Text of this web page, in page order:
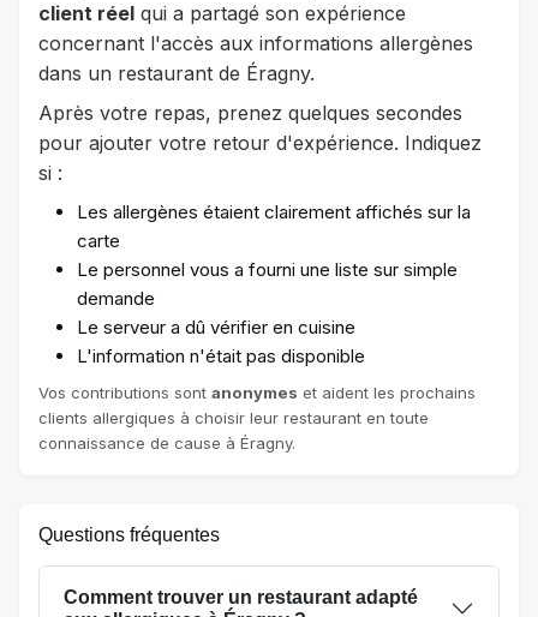
client réel qui a partagé son expérience
concernant l'accès aux informations allergènes
dans un restaurant de Éragny.
Après votre repas, prenez quelques secondes
pour ajouter votre retour d'expérience. Indiquez
si :
Les allergènes étaient clairement affichés sur la
carte
Le personnel vous a fourni une liste sur simple
demande
Le serveur a dû vérifier en cuisine
L'information n'était pas disponible
Vos contributions sont anonymes et aident les prochains
clients allergiques à choisir leur restaurant en toute
connaissance de cause à Éragny.
Questions fréquentes
Comment trouver un restaurant adapté